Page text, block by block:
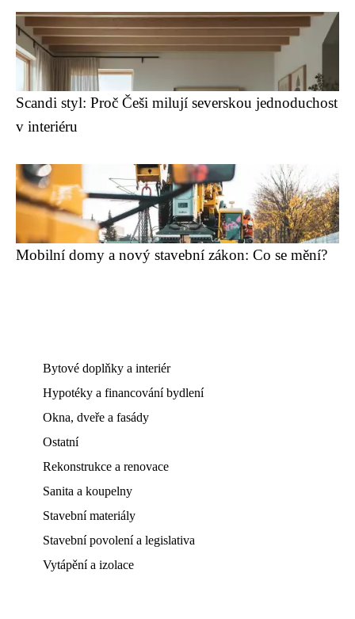
Scandi styl: Proč Češi milují severskou jednoduchost
v interiéru
Mobilní domy a nový stavební zákon: Co se mění?
Bytové doplňky a interiér
Hypotéky a financování bydlení
Okna, dveře a fasády
Ostatní
Rekonstrukce a renovace
Sanita a koupelny
Stavební materiály
Stavební povolení a legislativa
Vytápění a izolace